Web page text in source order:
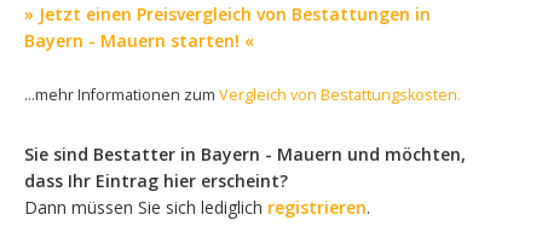
» Jetzt einen Preisvergleich von Bestattungen in
Bayern - Mauern starten! «
...mehr Informationen zum Vergleich von Bestattungskosten.
Sie sind Bestatter in Bayern - Mauern und möchten,
dass Ihr Eintrag hier erscheint?
Dann müssen Sie sich lediglich registrieren.